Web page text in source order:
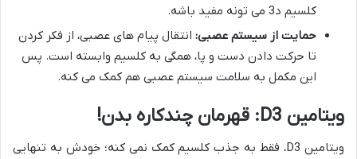
کلسیم د3 می تونه مفید باشه.
حمایت از سیستم عصبی: انتقال پیام های عصبی، از فکر کردن
تا حرکت دادن دست و پا، همگی به کلسیم وابسته است. پس
این مکمل به سلامت سیستم عصبی هم کمک می کنه.
ویتامین D3: قهرمان چندکاره بدن!
ویتامین D3، فقط به جذب کلسیم کمک نمی کنه؛ خودش به تنهایی